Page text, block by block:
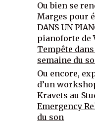
Ou bien se
Marges pour
DANS UN
pianoforte de
Tempête
semaine du
Ou encore,
d’un
Kravets au
Emergency
du son